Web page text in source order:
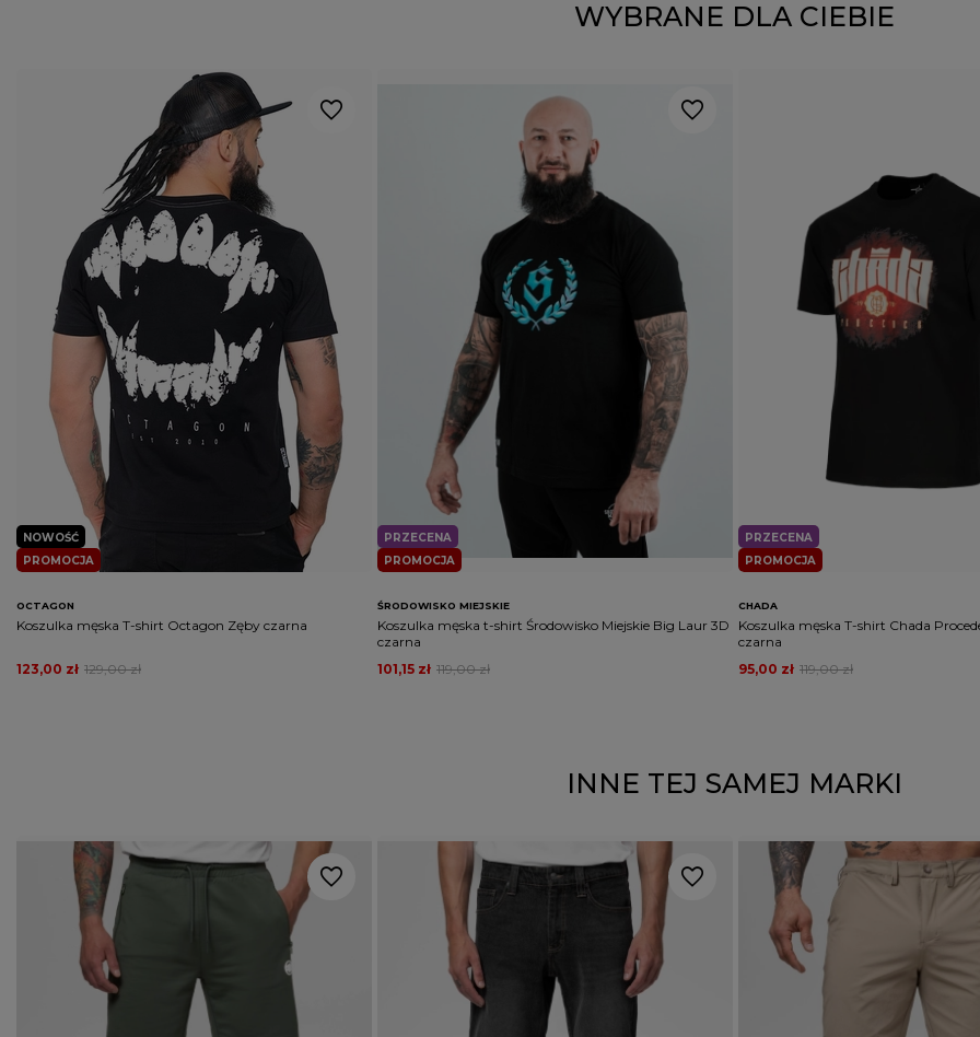
WYBRANE DLA CIEBIE
PROMOCJA
NOWOŚĆ
OCTAGON
Koszulka męska T-shirt Octagon Zęby czarna
129,00 zł
123,00 zł
PROMOCJA
PRZECENA
ŚRODOWISKO MIEJSKIE
Koszulka męska t-shirt Środowisko Miejskie Big Laur 3D
czarna
119,00 zł
101,15 zł
PROMOCJA
PRZECENA
CHADA
Koszulka męska T-shirt Chada
czarna
119,00 zł
95,00 zł
INNE TEJ SAMEJ MARKI